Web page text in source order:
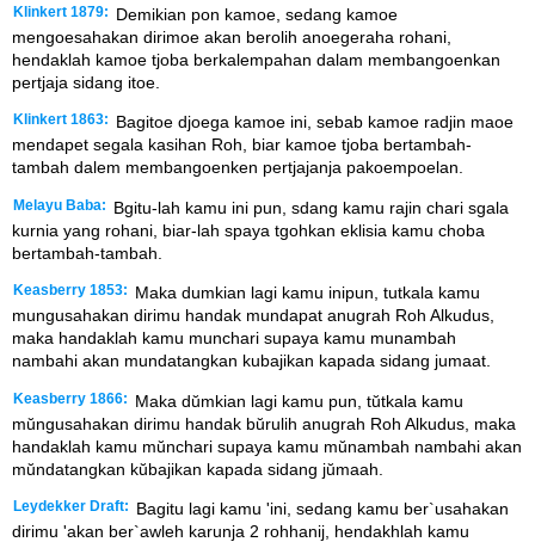
Klinkert 1879:
Demikian pon kamoe, sedang kamoe
mengoesahakan dirimoe akan berolih anoegeraha rohani,
hendaklah kamoe tjoba berkalempahan dalam membangoenkan
pertjaja sidang itoe.
Klinkert 1863:
Bagitoe djoega kamoe ini, sebab kamoe radjin maoe
mendapet segala kasihan Roh, biar kamoe tjoba bertambah-
tambah dalem membangoenken pertjajanja pakoempoelan.
Melayu Baba:
Bgitu-lah kamu ini pun, sdang kamu rajin chari sgala
kurnia yang rohani, biar-lah spaya tgohkan eklisia kamu choba
bertambah-tambah.
Keasberry 1853:
Maka dumkian lagi kamu inipun, tutkala kamu
mungusahakan dirimu handak mundapat anugrah Roh Alkudus,
maka handaklah kamu munchari supaya kamu munambah
nambahi akan mundatangkan kubajikan kapada sidang jumaat.
Keasberry 1866:
Maka dŭmkian lagi kamu pun, tŭtkala kamu
mŭngusahakan dirimu handak bŭrulih anugrah Roh Alkudus, maka
handaklah kamu mŭnchari supaya kamu mŭnambah nambahi akan
mŭndatangkan kŭbajikan kapada sidang jŭmaah.
Leydekker Draft:
Bagitu lagi kamu 'ini, sedang kamu ber`usahakan
dirimu 'akan ber`awleh karunja 2 rohhanij, hendakhlah kamu